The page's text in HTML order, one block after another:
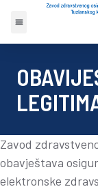
Zavod
obavještava
elektronske